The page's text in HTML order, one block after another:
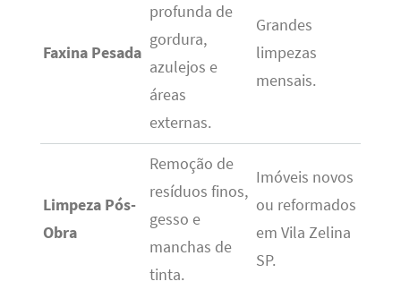
Faxina Pesada
profunda de
gordura,
azulejos e
áreas
externas.
Grandes
limpezas
mensais.
Limpeza Pós-
Obra
Remoção de
resíduos finos,
gesso e
manchas de
tinta.
Imóveis novos
ou reformados
em Vila Zelina
SP.